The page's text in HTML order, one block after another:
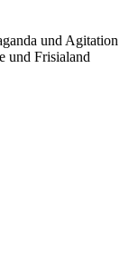
und Agitation
und Frisialand